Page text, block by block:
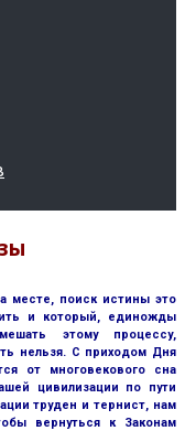
месте, поиск истины это
и который, единожды
этому процессу,
нельзя. С приходом Дня
от многовекового сна
цивилизации по пути
труден и тернист, нам
вернуться к Законам